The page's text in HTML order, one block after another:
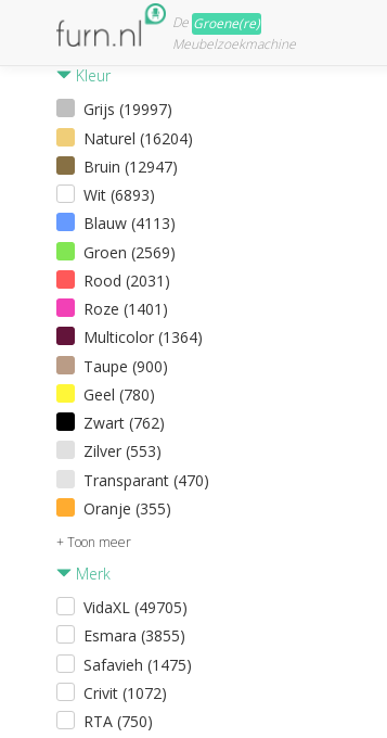
De Groene(re)
Meubelzoekmachine
Kleur
Grijs (19997)
Naturel (16204)
Bruin (12947)
Wit (6893)
Blauw (4113)
Groen (2569)
Rood (2031)
Roze (1401)
Multicolor (1364)
Taupe (900)
Geel (780)
Zwart (762)
Zilver (553)
Transparant (470)
Oranje (355)
+ Toon meer
Merk
VidaXL (49705)
Esmara (3855)
Safavieh (1475)
Crivit (1072)
RTA (750)